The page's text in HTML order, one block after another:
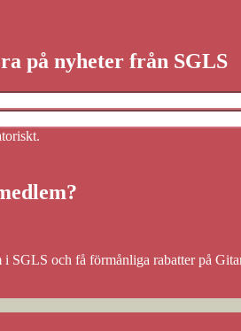
på nyheter från SGLS
SGLS och få förmånliga rabatter på